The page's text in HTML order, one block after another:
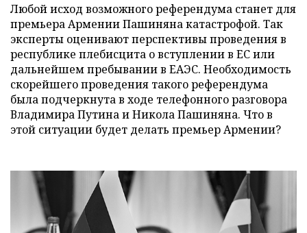
Любой исход возможного референдума станет для
премьера Армении Пашиняна катастрофой. Так
эксперты оценивают перспективы проведения в
республике плебисцита о вступлении в ЕС или
дальнейшем пребывании в ЕАЭС. Необходимость
скорейшего проведения такого референдума
была подчеркнута в ходе телефонного разговора
Владимира Путина и Никола Пашиняна. Что в
этой ситуации будет делать премьер Армении?